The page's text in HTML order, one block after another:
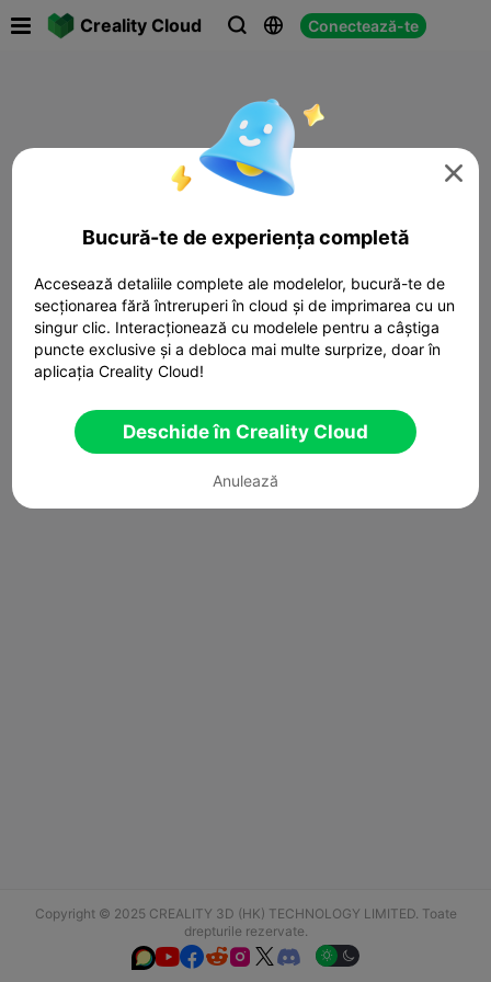
Creality Cloud   Conectează-te
Copyright © 2025 CREALITY 3D (HK) TECHNOLOGY LIMITED. Toate
drepturile rezervate.
  

Bucură-te de experiența completă
Accesează detaliile complete ale modelelor, bucură-te de
secționarea fără întreruperi în cloud și de imprimarea cu un
singur clic. Interacționează cu modelele pentru a câștiga
puncte exclusive și a debloca mai multe surprize, doar în
aplicația Creality Cloud!
Deschide în Creality Cloud
Anulează